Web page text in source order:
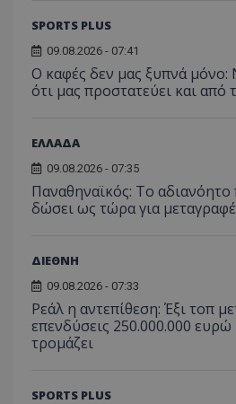
SPORTS PLUS
09.08.2026 - 07:41
Ο καφές δεν μας ξυπνά μόνο:
ότι μας προστατεύει και από
ΕΛΛΑΔΑ
09.08.2026 - 07:35
Παναθηναϊκός: Το
δώσει ως τώρα για
ΔΙΕΘΝΗ
09.08.2026 - 07:33
Ρεάλ η αντεπίθεση: Έξι τοπ
επενδύσεις 250.000.000
τρομάζει
SPORTS PLUS